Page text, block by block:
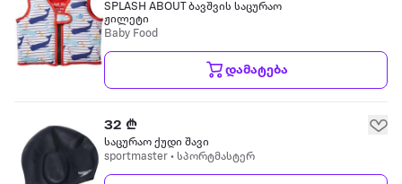
SPLASH ABOUT ბავშვის საცურაო
ჟილეტი
Baby Food
დამატება
32 ₾
საცურაო ქუდი შავი
sportmaster • სპორტმასტერ